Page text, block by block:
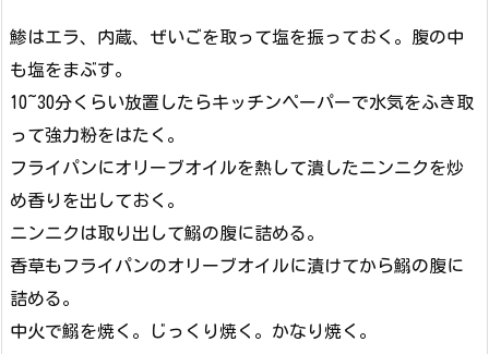
鯵はエラ、内蔵、ぜいごを取って塩を振っておく。腹の中
も塩をまぶす。
10~30分くらい放置したらキッチンペーパーで水気をふき取
って強力粉をはたく。
フライパンにオリーブオイルを熱して潰したニンニクを炒
め香りを出しておく。
ニンニクは取り出して鰯の腹に詰める。
香草もフライパンのオリーブオイルに漬けてから鰯の腹に
詰める。
中火で鰯を焼く。じっくり焼く。かなり焼く。